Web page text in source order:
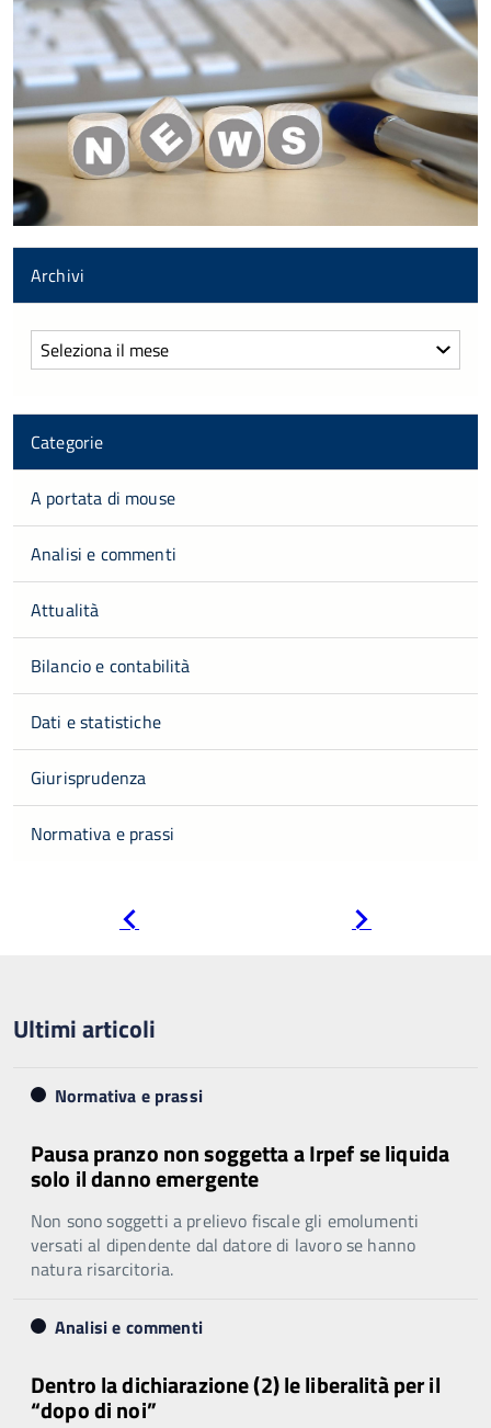
Archivi
Archivi
Categorie
A portata di mouse
Analisi e commenti
Attualità
Bilancio e contabilità
Dati e statistiche
Giurisprudenza
Normativa e prassi
Ultimi articoli
Normativa e prassi
Pausa pranzo non soggetta a Irpef se liquida
solo il danno emergente
Non sono soggetti a prelievo fiscale gli emolumenti
versati al dipendente dal datore di lavoro se hanno
natura risarcitoria.
Analisi e commenti
Dentro la dichiarazione (2) le liberalità per il
“dopo di noi”